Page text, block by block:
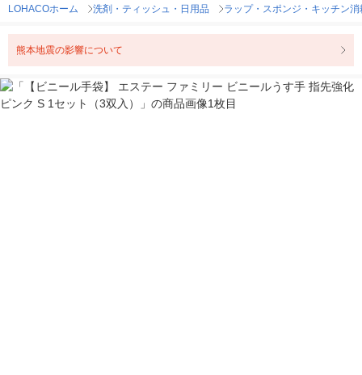
LOHACOホーム 洗剤・ティッシュ・日用品 ラップ・スポンジ・キッチン消
熊本地震の影響について